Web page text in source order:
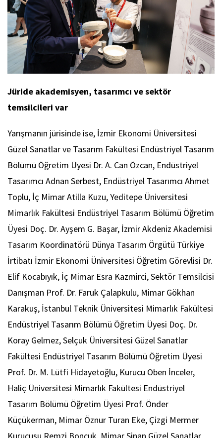
Jüride akademisyen, tasarımcı ve sektör
temsilcileri var
Yarışmanın jürisinde ise, İzmir Ekonomi Üniversitesi
Güzel Sanatlar ve Tasarım Fakültesi Endüstriyel Tasarım
Bölümü Öğretim Üyesi Dr. A. Can Özcan, Endüstriyel
Tasarımcı Adnan Serbest, Endüstriyel Tasarımcı Ahmet
Toplu, İç Mimar Atilla Kuzu, Yeditepe Üniversitesi
Mimarlık Fakültesi Endüstriyel Tasarım Bölümü Öğretim
Üyesi Doç. Dr. Ayşem G. Başar, İzmir Akdeniz Akademisi
Tasarım Koordinatörü Dünya Tasarım Örgütü Türkiye
İrtibatı İzmir Ekonomi Üniversitesi Öğretim Görevlisi Dr.
Elif Kocabıyık, İç Mimar Esra Kazmirci, Sektör Temsilcisi
Danışman Prof. Dr. Faruk Çalapkulu, Mimar Gökhan
Karakuş, İstanbul Teknik Üniversitesi Mimarlık Fakültesi
Endüstriyel Tasarım Bölümü Öğretim Üyesi Doç. Dr.
Koray Gelmez, Selçuk Üniversitesi Güzel Sanatlar
Fakültesi Endüstriyel Tasarım Bölümü Öğretim Üyesi
Prof. Dr. M. Lütfi Hidayetoğlu, Kurucu Oben İnceler,
Haliç Üniversitesi Mimarlık Fakültesi Endüstriyel
Tasarım Bölümü Öğretim Üyesi Prof. Önder
Küçükerman, Mimar Öznur Turan Eke, Çizgi Mermer
Kurucusu Remzi Boncuk, Mimar Sinan Güzel Sanatlar